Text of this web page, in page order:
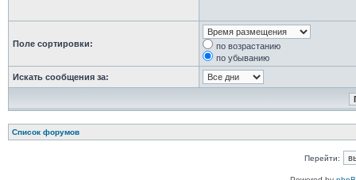
Поле сортировки:
по возрастанию
по убыванию
Искать сообщения за:
Список форумов
Перейти: